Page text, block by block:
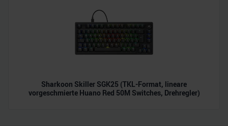
Sharkoon Skiller SGK25 (TKL-Format, lineare
vorgeschmierte Huano Red 50M Switches, Drehregler)